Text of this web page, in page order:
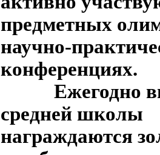
предметных
научно-
конференциях.
Ежегодно
средней школы
награждаются